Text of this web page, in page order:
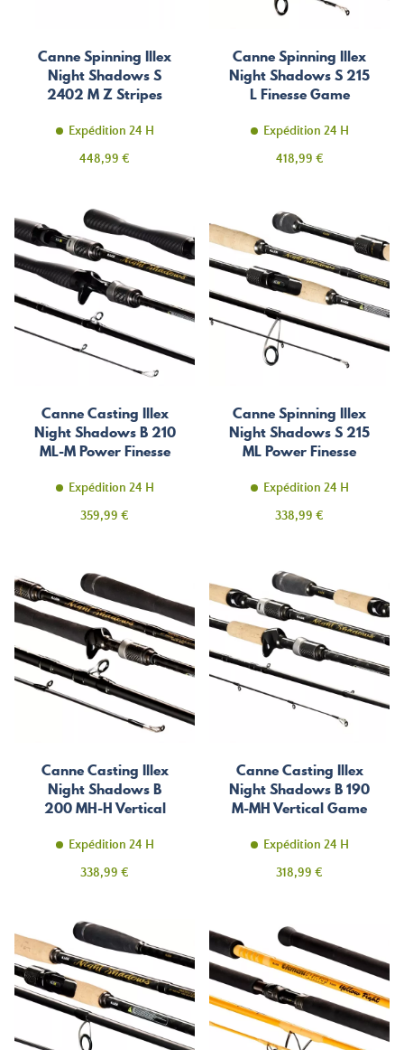
Canne Spinning Illex
Night Shadows S
2402 M Z Stripes
Expédition 24 H
Prix
448,99 €
Canne Spinning Illex
Night Shadows S 215
L Finesse Game
Expédition 24 H
Prix
418,99 €
Canne Casting Illex
Night Shadows B 210
ML-M Power Finesse
Expédition 24 H
Prix
359,99 €
Canne Spinning Illex
Night Shadows S 215
ML Power Finesse
Expédition 24 H
Prix
338,99 €
Canne Casting Illex
Night Shadows B
200 MH-H Vertical
Expédition 24 H
Prix
338,99 €
Canne Casting Illex
Night Shadows B 190
M-MH Vertical Game
Expédition 24 H
Prix
318,99 €